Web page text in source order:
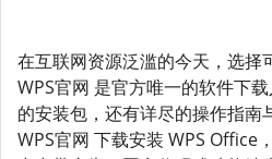
在互联网资源泛滥的今天，选择
WPS官网 是官方唯一的软件下
的安装包，还有详尽的操作指南
WPS官网 下载安装 WPS Office